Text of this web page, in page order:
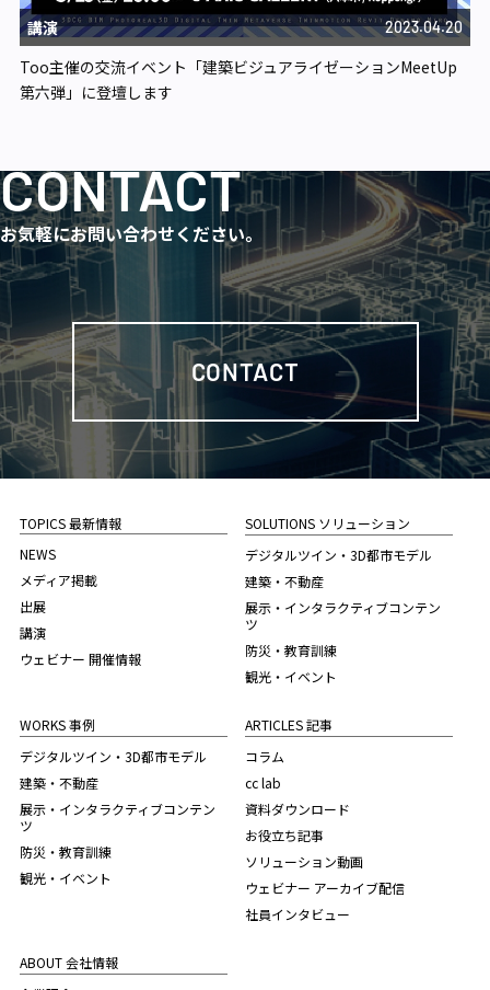
講演 2023.04.20
Too主催の交流イベント「建築ビジュアライゼーションMeetUp
第六弾」に登壇します
CONTACT
お気軽にお問い合わせください。
CONTACT
TOPICS 最新情報
NEWS
メディア掲載
出展
講演
ウェビナー 開催情報
WORKS 事例
デジタルツイン・3D都市モデル
建築・不動産
展示・インタラクティブコンテン
ツ
防災・教育訓練
観光・イベント
SOLUTIONS ソリューション
デジタルツイン・3D都市モデル
建築・不動産
展示・インタラクティブコンテン
ツ
防災・教育訓練
観光・イベント
ARTICLES 記事
コラム
cc lab
資料ダウンロード
お役立ち記事
ソリューション動画
ウェビナー アーカイブ配信
社員インタビュー
ABOUT 会社情報